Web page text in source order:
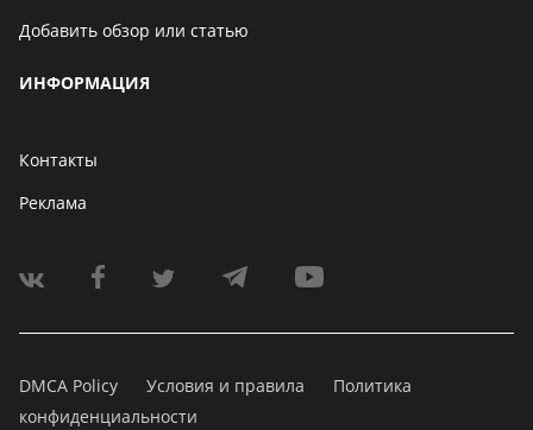
Добавить обзор или статью
ИНФОРМАЦИЯ
Контакты
Реклама
DMCA Policy Условия и правила
Политика
конфиденциальности